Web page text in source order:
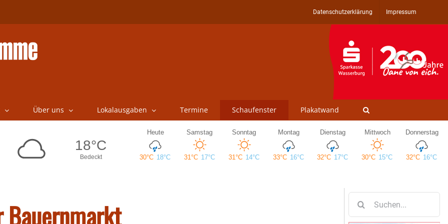
Datenschutzerklärung Impressum
Über uns Lokalausgaben Termine Schaufenster Plakatwand
Bauernmarkt
nach: